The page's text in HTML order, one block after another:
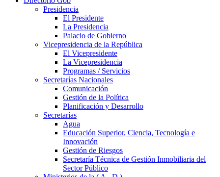
Presidencia
El Presidente
La Presidencia
Palacio de Gobierno
Vicepresidencia de la República
El Vicepresidente
La Vicepresidencia
Programas / Servicios
Secretarías Nacionales
Comunicación
Gestión de la Política
Planificación y Desarrollo
Secretarías
Agua
Educación Superior, Ciencia, Tecnología e
Innovación
Gestión de Riesgos
Secretaría Técnica de Gestión Inmobiliaria del
Sector Público